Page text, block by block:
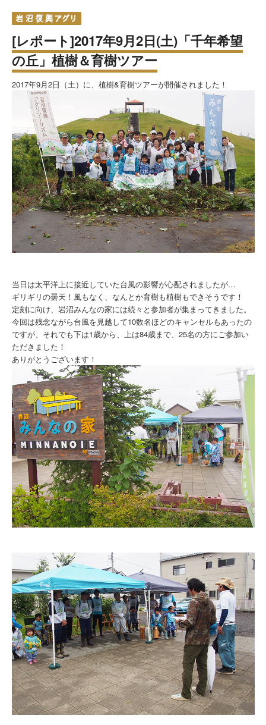
[レポート]2017年9月2日(土)「千年希望
の丘」植樹＆育樹ツアー
2017年9月2日（土）に、植樹&育樹ツアーが開催されました！
当日は太平洋上に接近していた台風の影響が心配されましたが…
ギリギリの曇天！風もなく、なんとか育樹も植樹もできそうです！
定刻に向け、岩沼みんなの家には続々と参加者が集まってきました。
今回は残念ながら台風を見越して10数名ほどのキャンセルもあったの
ですが、それでも下は1歳から、上は84歳まで、25名の方にご参加い
ただきました！
ありがとうございます！